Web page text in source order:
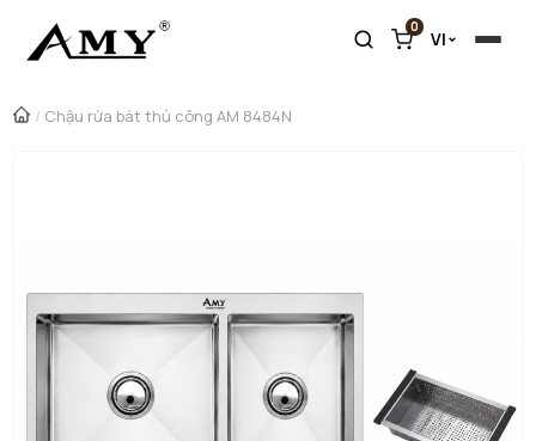
0
VI
/ Chậu rừa bát thủ công AM 8484N